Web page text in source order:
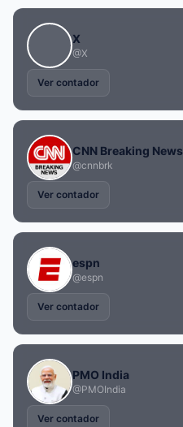
X
@X
Ver contador
CNN Breaking News
@cnnbrk
Ver contador
espn
@espn
Ver contador
PMO India
@PMOIndia
Ver contador